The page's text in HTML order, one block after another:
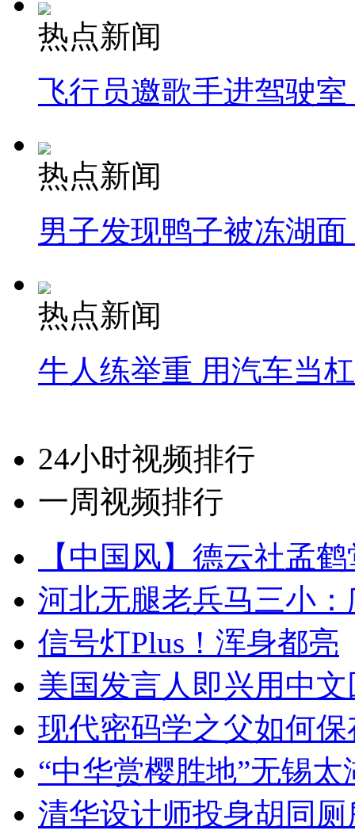
热点新闻
飞行员邀歌手进驾驶
热点新闻
男子发现鸭子被冻湖
热点新闻
牛人练举重 用汽车当
24小时视频排行
一周视频排行
【中国风】德云社孟
河北无腿老兵马三小
信号灯Plus！浑身都亮
美国发言人即兴用中
现代密码学之父如何
“中华赏樱胜地”无锡
清华设计师投身胡同